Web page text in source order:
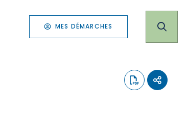
MES DÉMARCHES